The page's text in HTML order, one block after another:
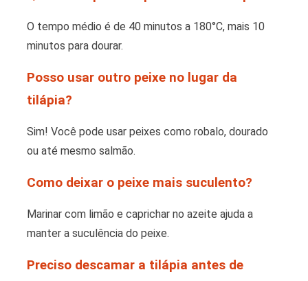
O tempo médio é de 40 minutos a 180°C, mais 10
minutos para dourar.
Posso usar outro peixe no lugar da
tilápia?
Sim! Você pode usar peixes como robalo, dourado
ou até mesmo salmão.
Como deixar o peixe mais suculento?
Marinar com limão e caprichar no azeite ajuda a
manter a suculência do peixe.
Preciso descamar a tilápia antes de